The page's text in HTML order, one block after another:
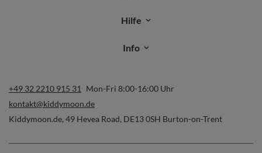
Hilfe
Info
+49 32 2210 915 31
Mon-Fri 8:00-16:00 Uhr
kontakt@kiddymoon.de
Kiddymoon.de, 49 Hevea Road, DE13 0SH Burton-on-Trent